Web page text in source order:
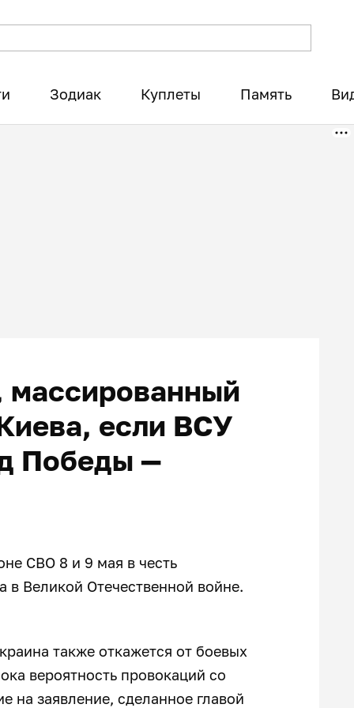
Зодиак Куплеты Память
массированный
если ВСУ
Победы —
СВО 8 и 9 мая в честь
в Великой Отечественной войне.
также откажется от боевых
вероятность провокаций со
заявление, сделанное главой